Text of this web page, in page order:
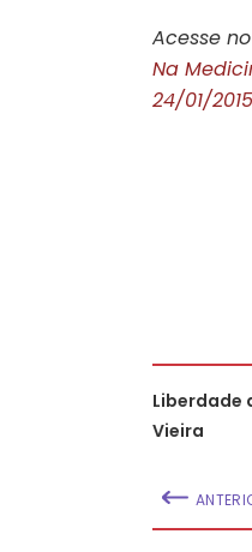
Acesse
Na
24/01/
Liberdade
Vieira